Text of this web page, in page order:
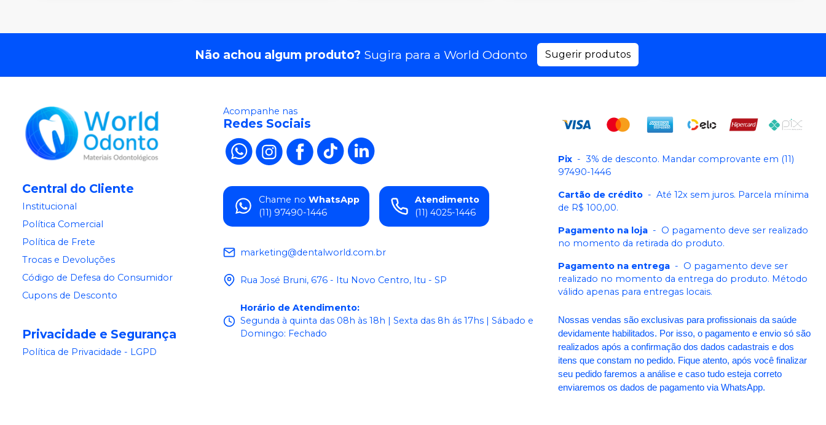
Não achou algum produto? Sugira para a World Odonto Sugerir produtos
Central do Cliente
Institucional
Política Comercial
Política de Frete
Trocas e Devoluções
Código de Defesa do Consumidor
Cupons de Desconto
Privacidade e Segurança
Política de Privacidade - LGPD
Acompanhe nas
Redes Sociais
Chame no WhatsApp
(11) 97490-1446
Atendimento
(11) 4025-1446
marketing@dentalworld.com.br
Rua José Bruni, 676 - Itu Novo Centro, Itu - SP
Horário de Atendimento:
Segunda à quinta das 08h às 18h | Sexta das 8h ás 17hs | Sábado e
Domingo: Fechado
Pix - 3% de desconto. Mandar comprovante em (11)
97490-1446
Cartão de crédito - Até 12x sem juros. Parcela mínima
de R$ 100,00.
Pagamento na loja - O pagamento deve ser realizado
no momento da retirada do produto.
Pagamento na entrega - O pagamento deve ser
realizado no momento da entrega do produto. Método
válido apenas para entregas locais.
Nossas vendas são exclusivas para profissionais da saúde
devidamente habilitados. Por isso, o pagamento e envio só são
realizados após a confirmação dos dados cadastrais e dos
itens que constam no pedido. Fique atento, após você finalizar
seu pedido faremos a análise e caso tudo esteja correto
enviaremos os dados de pagamento via WhatsApp.